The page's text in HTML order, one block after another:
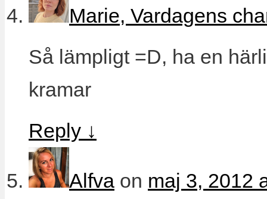
Marie, Vardagens
Så lämpligt =D, ha en
kramar
Reply ↓
Alfva on maj 3, 2012